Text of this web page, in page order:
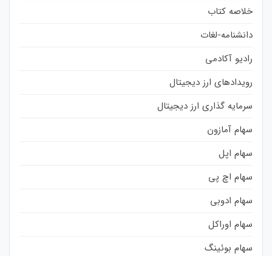
خلاصه کتاب
دانشنامه-لغات
رادیو آکادمی
رویدادهای ارز دیجیتال
سرمایه گذاری ارز دیجیتال
سهام آمازون
سهام اپل
سهام اچ پی
سهام ادوبی
سهام اوراکل
سهام بوئینگ